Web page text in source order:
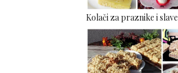
Kolači za praznike i slave